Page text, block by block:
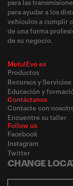
para las
para ayudar a los
vehículos a cumplir
de una forma
de su negocio.
MotulEvo es
Productos
Recursos y Servicios
Educación y
Contáctanos
Contacte con
Encuentre su taller
Follow us
Facebook
Instagram
Twitter
CHANGE